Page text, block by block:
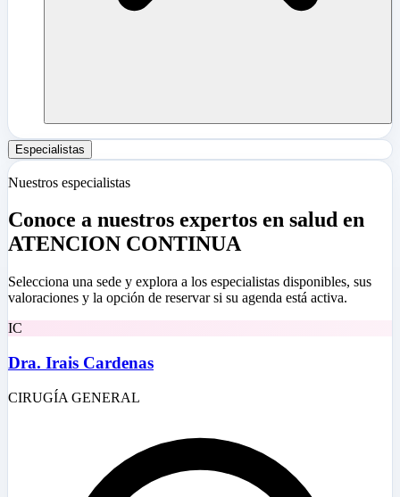
Especialistas
Nuestros especialistas
Conoce a nuestros expertos en salud en
ATENCION CONTINUA
Selecciona una sede y explora a los especialistas disponibles, sus
valoraciones y la opción de reservar si su agenda está activa.
IC
Dra. Irais Cardenas
CIRUGÍA GENERAL